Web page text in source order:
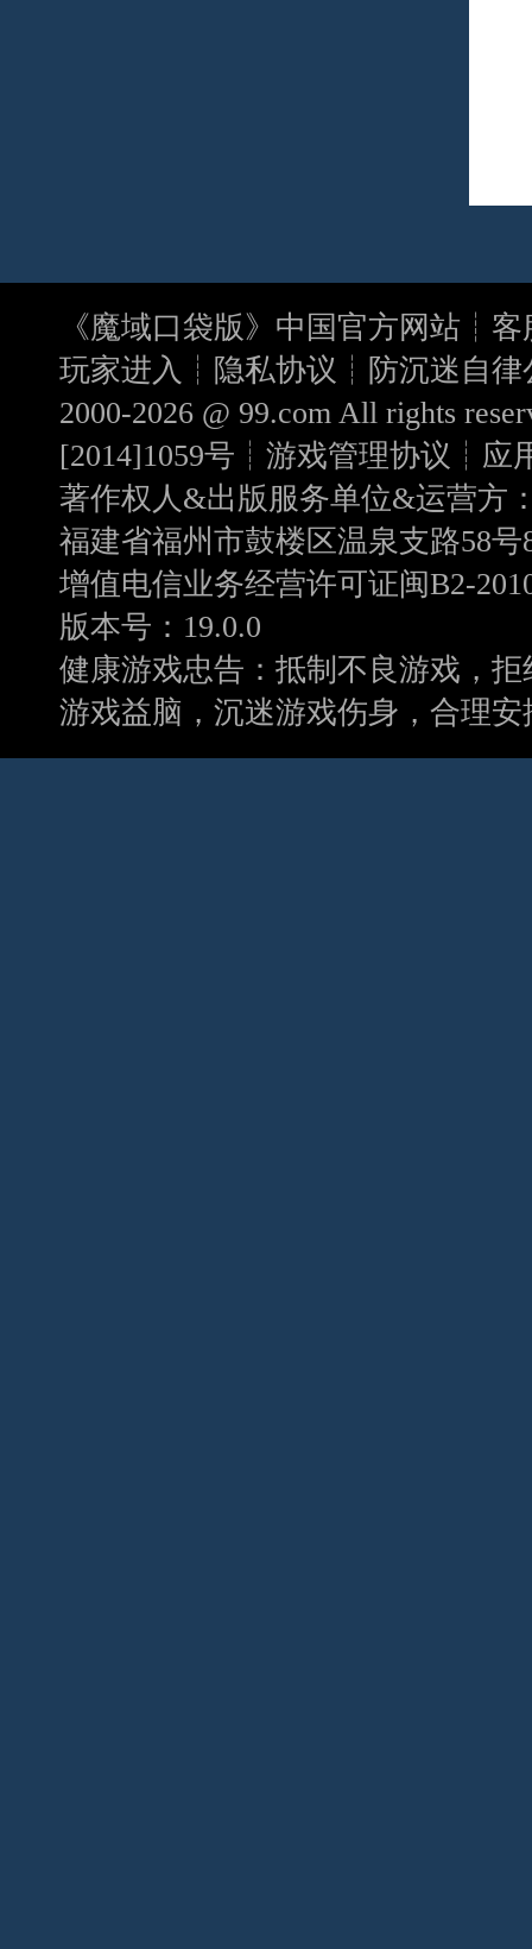
《魔域口袋版》中国官方网站┊客
玩家进入┊ 隐私协议 ┊ 防沉迷自律
2000-2026 @ 99.com All rights
[2014]1059号 ┊ 游戏管理协议 ┊ 应
著作权人&出版服务单位&运营方
福建省福州市鼓楼区温泉支路58号
增值电信业务经营许可证闽B2-
版本号：19.0.0
健康游戏忠告：抵制不良游戏，
游戏益脑，沉迷游戏伤身，合理